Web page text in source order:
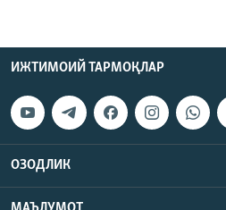
ИЖТИМОИЙ ТАРМОҚЛАР
ОЗОДЛИК